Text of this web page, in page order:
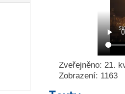
Zveřejněno: 21.
Zobrazení: 1163